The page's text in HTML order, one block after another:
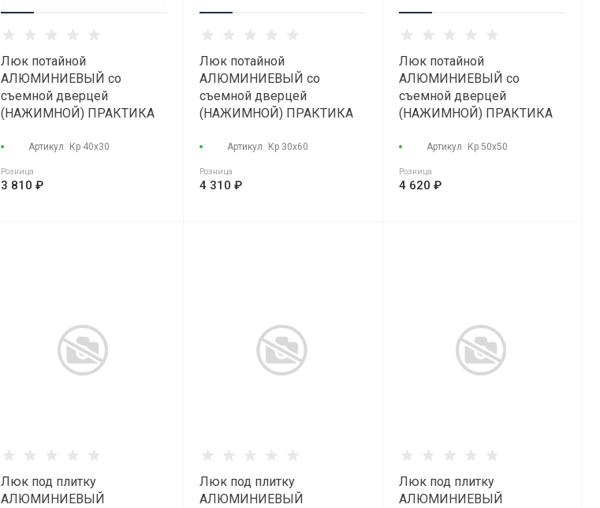
Люк потайной
АЛЮМИНИЕВЫЙ со
съемной дверцей
(НАЖИМНОЙ) ПРАКТИКА
Артикул Кр 40х30
Розница
3 810 ₽
Люк потайной
АЛЮМИНИЕВЫЙ со
съемной дверцей
(НАЖИМНОЙ) ПРАКТИКА
Артикул Кр 30х60
Розница
4 310 ₽
Люк потайной
АЛЮМИНИЕВЫЙ со
съемной дверцей
(НАЖИМНОЙ) ПРАКТИКА
Артикул Кр 50х50
Розница
4 620 ₽
Люк под плитку
АЛЮМИНИЕВЫЙ
Люк под плитку
АЛЮМИНИЕВЫЙ
Люк под плитку
АЛЮМИНИЕВЫЙ